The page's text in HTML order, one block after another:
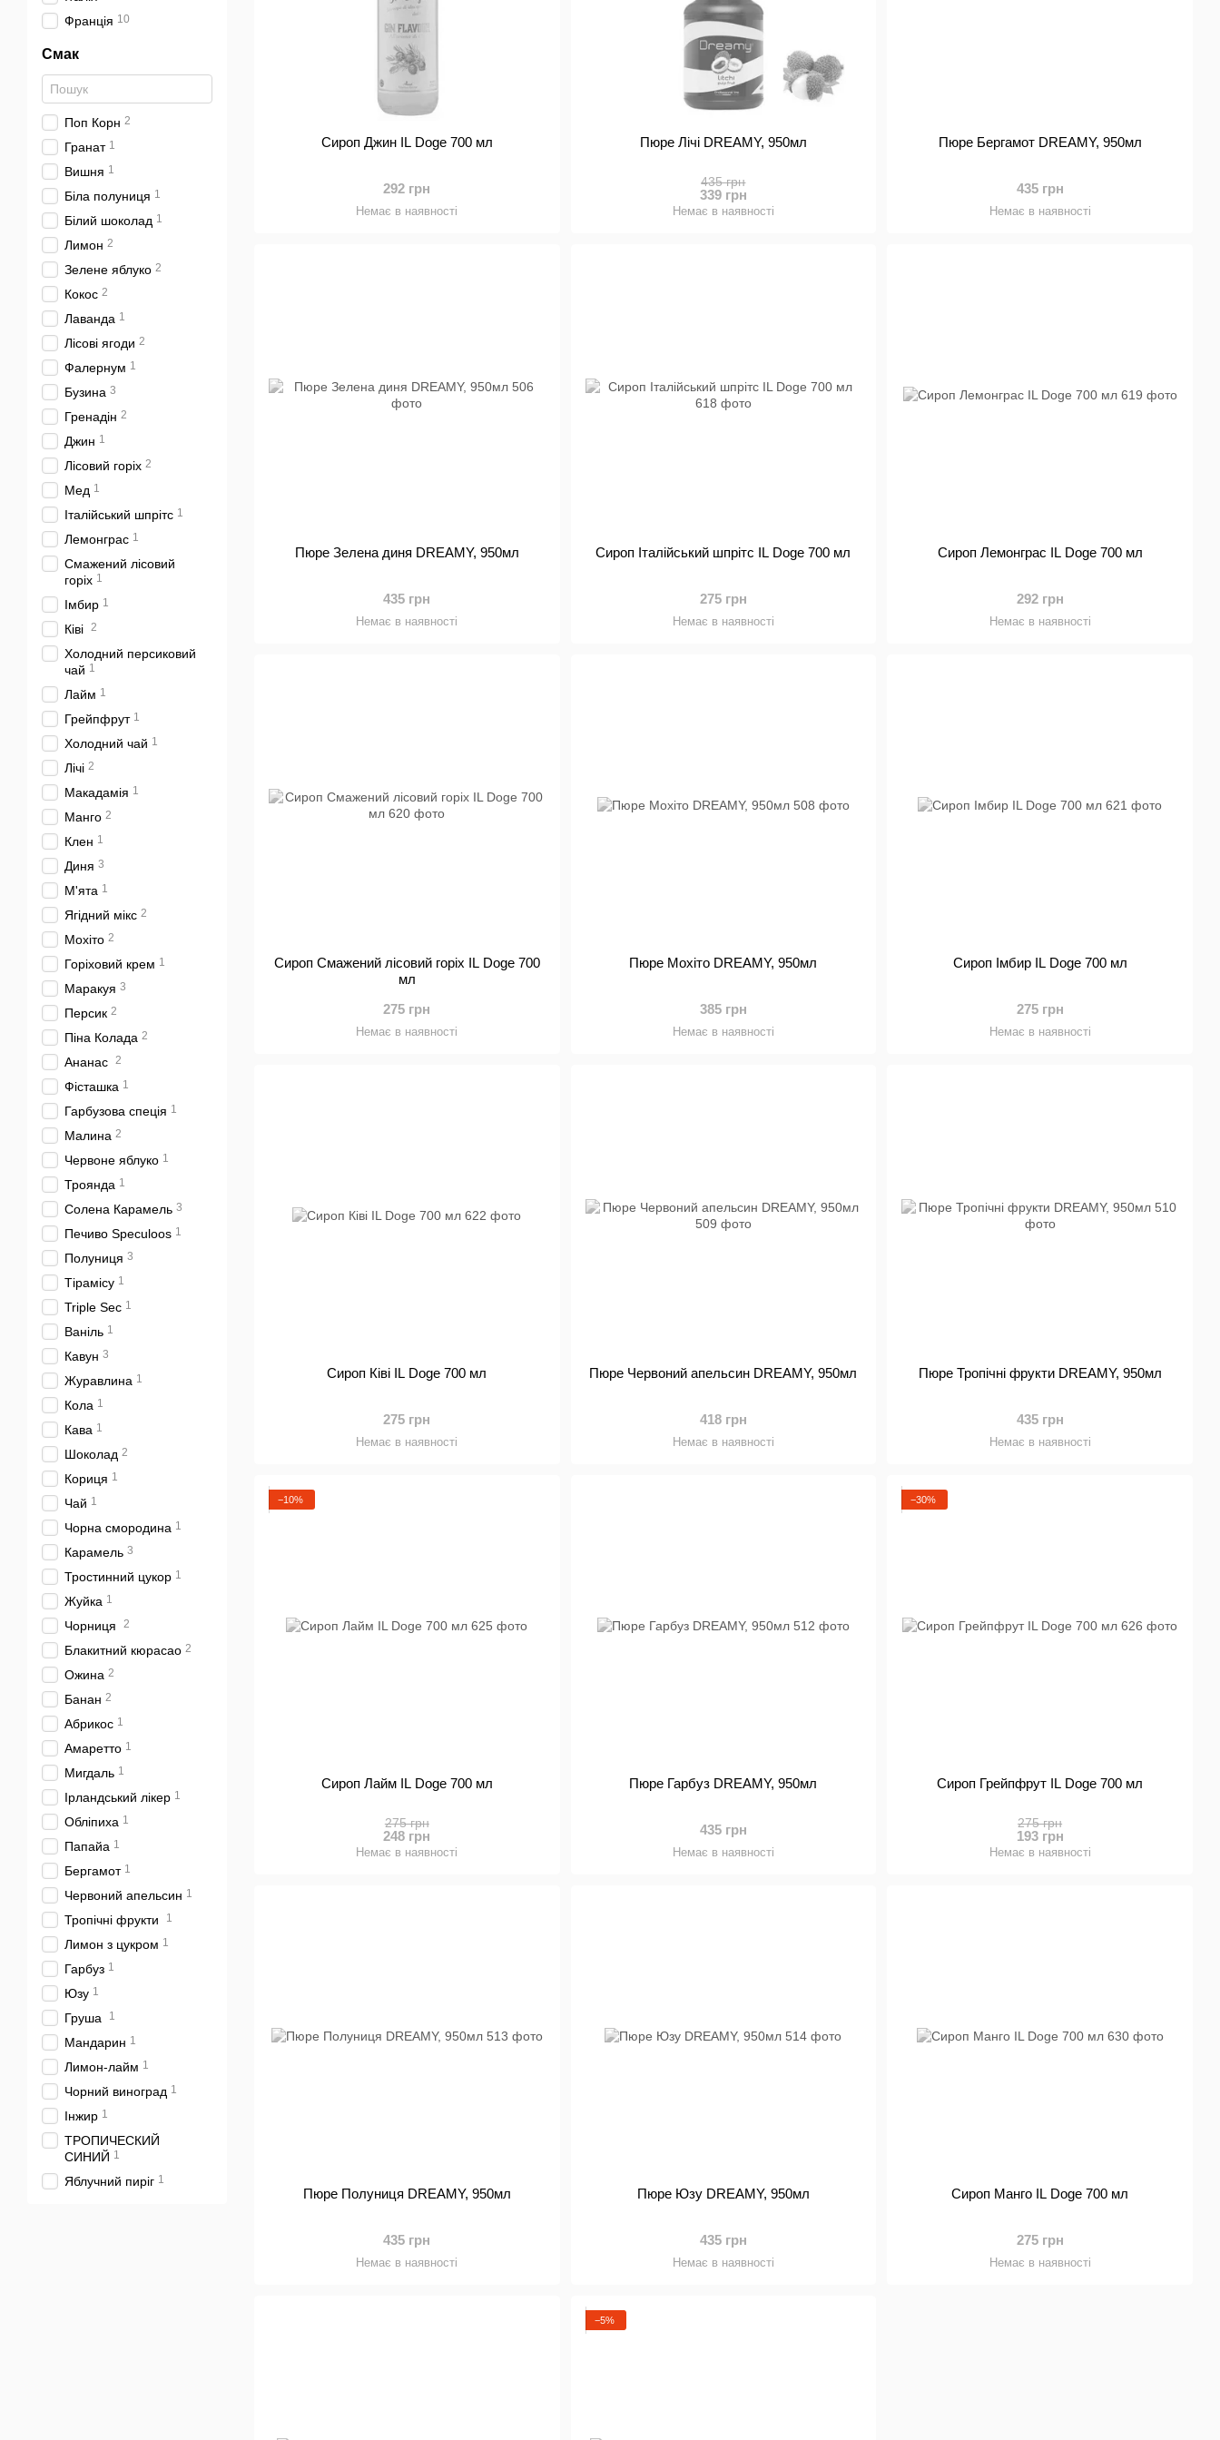
Сироп Джин IL Doge 700 мл
292 грн
Немає в наявності
Пюре Лічі DREAMY, 950мл
435 грн
339 грн
Немає в наявності
Пюре Бергамот DREAMY, 950мл
435 грн
Немає в наявності
Пюре Зелена диня DREAMY, 950мл
435 грн
Немає в наявності
Сироп Італійський шпрітс IL Doge 700 мл
275 грн
Немає в наявності
Сироп Лемонграс IL Doge 700 мл
292 грн
Немає в наявності
Сироп Смажений лісовий горіх IL Doge 700
мл
275 грн
Немає в наявності
Пюре Мохіто DREAMY, 950мл
385 грн
Немає в наявності
Сироп Імбир IL Doge 700 мл
275 грн
Немає в наявності
Сироп Ківі IL Doge 700 мл
275 грн
Немає в наявності
Пюре Червоний апельсин DREAMY, 950мл
418 грн
Немає в наявності
Пюре Тропічні фрукти DREAMY, 950мл
435 грн
Немає в наявності
−10%
Сироп Лайм IL Doge 700 мл
275 грн
248 грн
Немає в наявності
Пюре Гарбуз DREAMY, 950мл
435 грн
Немає в наявності
−30%
Сироп Грейпфрут IL Doge 700 мл
275 грн
193 грн
Немає в наявності
Пюре Полуниця DREAMY, 950мл
435 грн
Немає в наявності
Пюре Юзу DREAMY, 950мл
435 грн
Немає в наявності
Сироп Манго IL Doge 700 мл
275 грн
Немає в наявності
−5%
Франція 10
Смак
Поп Корн 2
Гранат 1
Вишня 1
Біла полуниця 1
Білий шоколад 1
Лимон 2
Зелене яблуко 2
Кокос 2
Лаванда 1
Лісові ягоди 2
Фалернум 1
Бузина 3
Гренадін 2
Джин 1
Лісовий горіх 2
Мед 1
Італійський шпрітс 1
Лемонграс 1
Смажений лісовий
горіх 1
Імбир 1
Ківі 2
Холодний персиковий
чай 1
Лайм 1
Грейпфрут 1
Холодний чай 1
Лічі 2
Макадамія 1
Манго 2
Клен 1
Диня 3
М'ята 1
Ягідний мікс 2
Мохіто 2
Горіховий крем 1
Маракуя 3
Персик 2
Піна Колада 2
Ананас 2
Фісташка 1
Гарбузова спеція 1
Малина 2
Червоне яблуко 1
Троянда 1
Солена Карамель 3
Печиво Speculoos 1
Полуниця 3
Тірамісу 1
Triple Sec 1
Ваніль 1
Кавун 3
Журавлина 1
Кола 1
Кава 1
Шоколад 2
Кориця 1
Чай 1
Чорна смородина 1
Карамель 3
Тростинний цукор 1
Жуйка 1
Чорниця 2
Блакитний кюрасао 2
Ожина 2
Банан 2
Абрикос 1
Амаретто 1
Мигдаль 1
Ірландський лікер 1
Обліпиха 1
Папайа 1
Бергамот 1
Червоний апельсин 1
Тропічні фрукти 1
Лимон з цукром 1
Гарбуз 1
Юзу 1
Груша 1
Мандарин 1
Лимон-лайм 1
Чорний виноград 1
Інжир 1
ТРОПИЧЕСКИЙ
СИНИЙ 1
Яблучний пиріг 1